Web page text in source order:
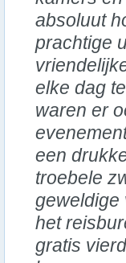
absoluut
prachtige
elke dag
waren er
een
troebele
geweldige
het
gratis